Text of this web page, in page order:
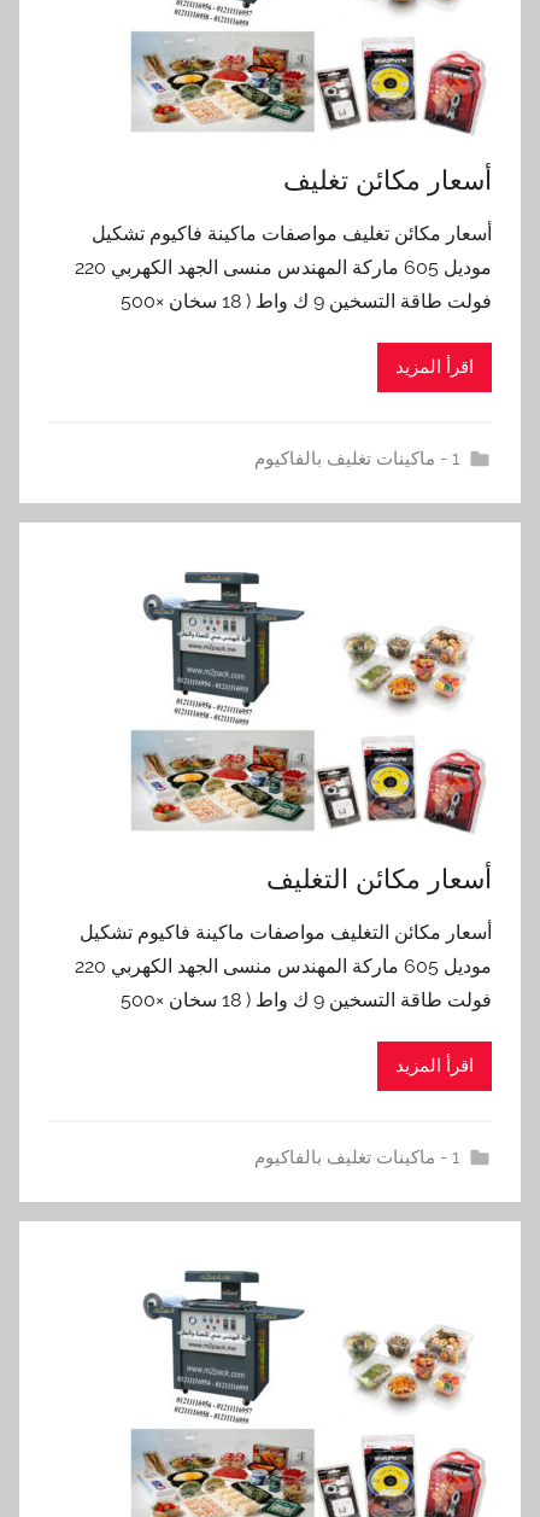
أسعار مكائن تغليف
أسعار مكائن تغليف مواصفات ماكينة فاكيوم تشكيل
موديل 605 ماركة المهندس منسى الجهد الكهربي 220
فولت طاقة التسخين 9 ك واط ( 18 سخان ×500
اقرأ المزيد
1 - ماكينات تغليف بالفاكيوم
أسعار مكائن التغليف
أسعار مكائن التغليف مواصفات ماكينة فاكيوم تشكيل
موديل 605 ماركة المهندس منسى الجهد الكهربي 220
فولت طاقة التسخين 9 ك واط ( 18 سخان ×500
اقرأ المزيد
1 - ماكينات تغليف بالفاكيوم